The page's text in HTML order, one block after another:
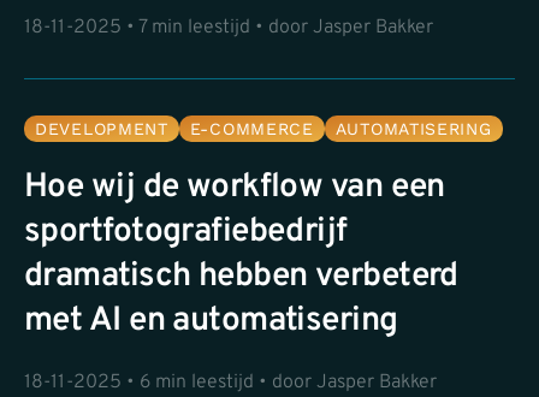
18-11-2025 • 7 min leestijd • door Jasper Bakker
DEVELOPMENT E-COMMERCE AUTOMATISERING
Hoe wij de workflow van een
sportfotografiebedrijf
dramatisch hebben verbeterd
met AI en automatisering
18-11-2025 • 6 min leestijd • door Jasper Bakker